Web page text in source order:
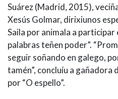
Suárez (Madrid, 2015),
Xesús Golmar, dirixiunos
Saila por animala a participar
palabras teñen poder”.
seguir soñando en galego,
tamén”, concluíu a
por “O espello”.